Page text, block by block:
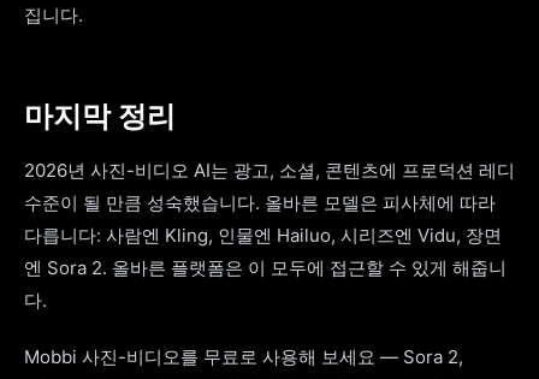
집니다.
마지막 정리
2026년 사진-비디오 AI는 광고, 소셜, 콘텐츠에 프로덕션 레디
수준이 될 만큼 성숙했습니다. 올바른 모델은 피사체에 따라
다릅니다: 사람엔 Kling, 인물엔 Hailuo, 시리즈엔 Vidu, 장면
엔 Sora 2. 올바른 플랫폼은 이 모두에 접근할 수 있게 해줍니
다.
Mobbi 사진-비디오를 무료로 사용해 보세요 — Sora 2,